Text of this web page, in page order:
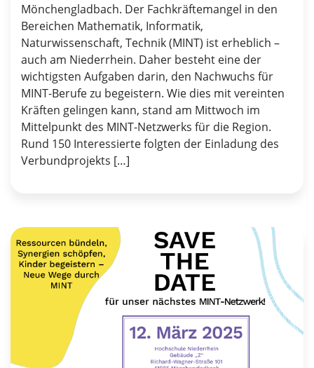
Mönchengladbach. Der Fachkräftemangel in den
Bereichen Mathematik, Informatik,
Naturwissenschaft, Technik (MINT) ist erheblich –
auch am Niederrhein. Daher besteht eine der
wichtigsten Aufgaben darin, den Nachwuchs für
MINT-Berufe zu begeistern. Wie dies mit vereinten
Kräften gelingen kann, stand am Mittwoch im
Mittelpunkt des MINT-Netzwerks für die Region.
Rund 150 Interessierte folgten der Einladung des
Verbundprojekts […]